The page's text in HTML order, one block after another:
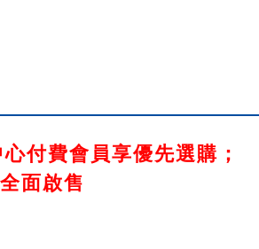
付費會員享優先選購；
面啟售